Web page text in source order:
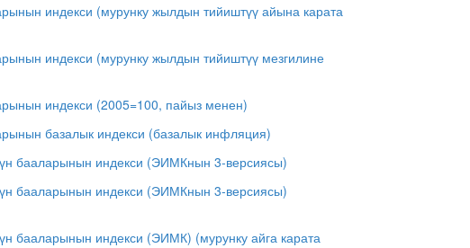
индекси (мурунку жылдын тийиштүү айына карата
индекси (мурунку жылдын тийиштүү мезгилине
индекси (2005=100, пайыз менен)
базалык индекси (базалык инфляция)
бааларынын индекси (ЭИМКнын 3-версиясы)
бааларынын индекси (ЭИМКнын 3-версиясы)
бааларынын индекси (ЭИМК) (мурунку айга карата